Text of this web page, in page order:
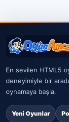
En sevilen HTML5
deneyimiyle bir
oynamaya başla.
Yeni Oyunlar